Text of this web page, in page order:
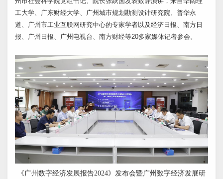
工大学、广东财经大学、广州城市规划勘测设计研究院、普华永
道、广州市工业互联网研究中心的专家学者以及经济日报、南方日
报、广州日报、广州电视台、南方财经等20多家媒体记者参会。
《广州数字经济发展报告2024》发布会暨广州数字经济发展研